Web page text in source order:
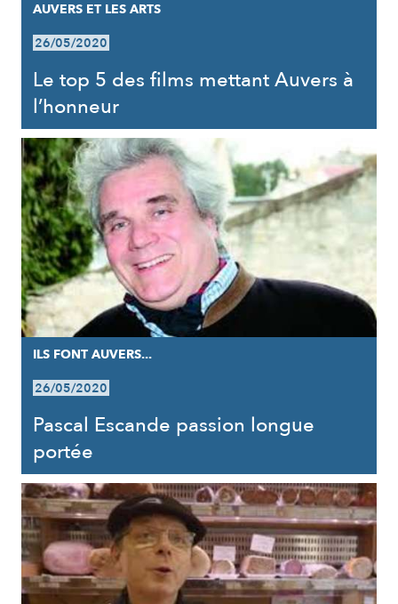
AUVERS ET LES ARTS
26/05/2020
Le top 5 des films mettant Auvers à
l’honneur
ILS FONT AUVERS...
26/05/2020
Pascal Escande passion longue
portée